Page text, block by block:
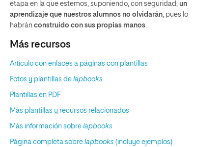
etapa en la que estemos, suponiendo, con seguridad, un
aprendizaje que nuestros alumnos no olvidarán, pues lo
habrán construido con sus propias manos.
Más recursos
Artículo con enlaces a páginas con plantillas
Fotos y plantillas de lapbooks
Plantillas en PDF
Más plantillas y recursos relacionados
Más información sobre lapbooks
Página completa sobre lapbooks (incluye ejemplos)